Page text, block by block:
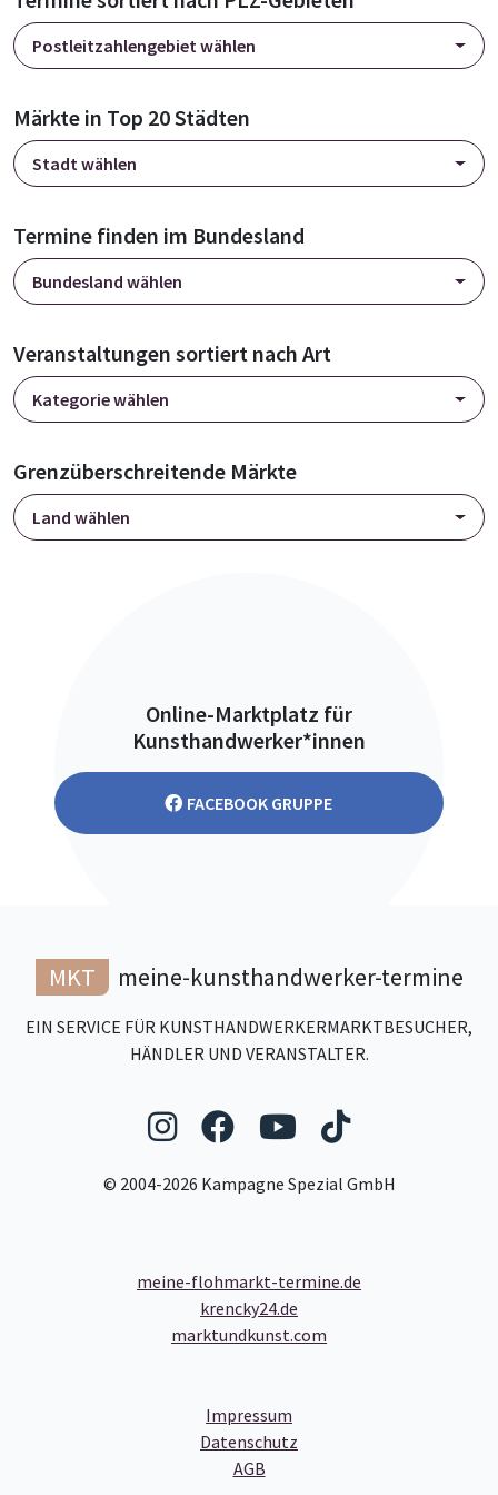
Postleitzahlengebiet wählen
Märkte in Top 20 Städten
Stadt wählen
Termine finden im Bundesland
Bundesland wählen
Veranstaltungen sortiert nach Art
Kategorie wählen
Grenzüberschreitende Märkte
Land wählen
Online-Marktplatz für
Kunsthandwerker*innen
FACEBOOK GRUPPE
MKT meine-kunsthandwerker-termine
EIN SERVICE FÜR KUNSTHANDWERKERMARKTBESUCHER,
HÄNDLER UND VERANSTALTER.
Folgen Sie uns auf
Folgen Sie uns auf
Folgen Sie
Folgen
© 2004-2026 Kampagne Spezial GmbH
meine-flohmarkt-termine.de
krencky24.de
marktundkunst.com
Impressum
Datenschutz
AGB- Link zu den Allgemeinen